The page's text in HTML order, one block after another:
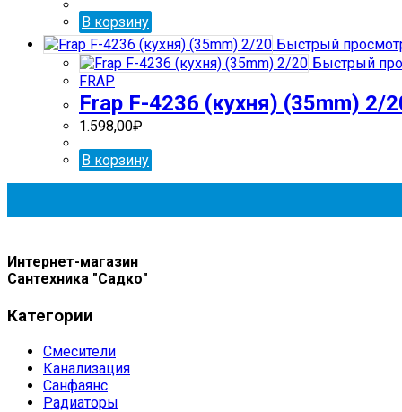
В корзину
Быстрый
Быстрый
FRAP
Frap F-4236 (кухня) (35mm) 2/
1.598,00₽
В корзину
Интернет-магазин
Сантехника "Садко"
Категории
Смесители
Канализация
Санфаянс
Радиаторы